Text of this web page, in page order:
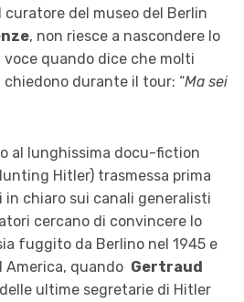
curatore del museo del Berlin
, non riesce a nascondere lo
quando dice che molti
durante il tour: “Ma sei
al lunghissima docu-fiction
Hitler) trasmessa prima
chiaro sui canali generalisti
cercano di convincere lo
fuggito da Berlino nel 1945 e
America, quando Gertraud
ultime segretarie di Hitler